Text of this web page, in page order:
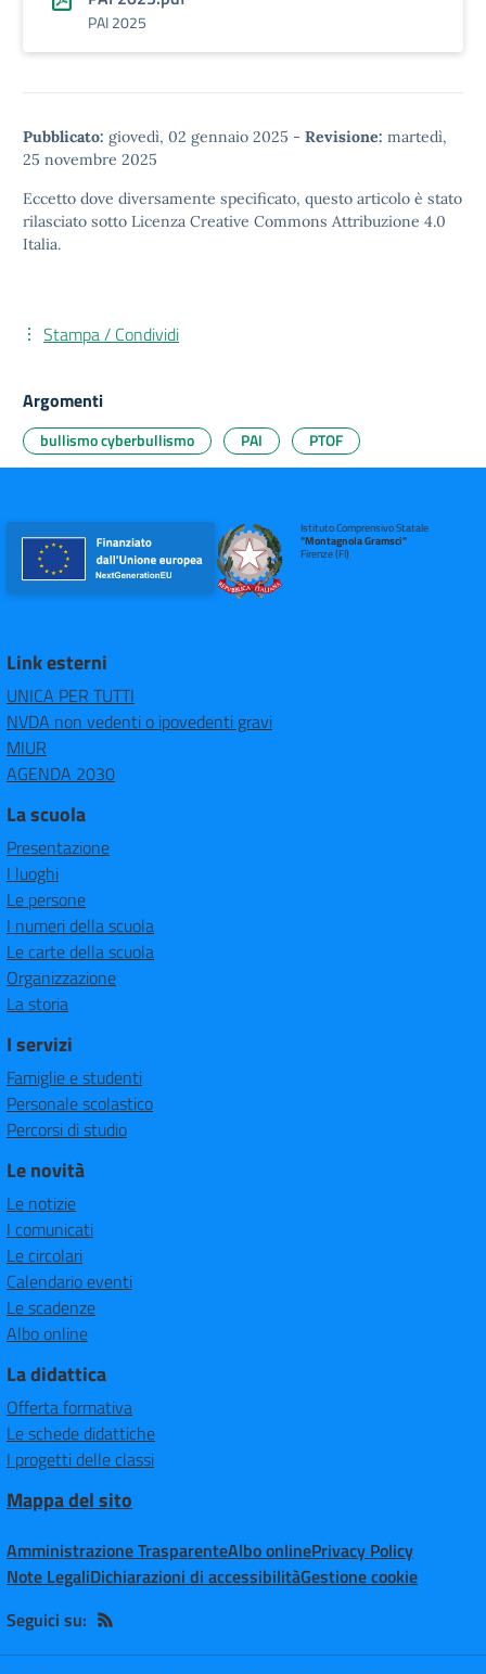
PAI 2025
Pubblicato: giovedì, 02 gennaio 2025 - Revisione: martedì,
25 novembre 2025
Eccetto dove diversamente specificato, questo articolo è stato
rilasciato sotto Licenza Creative Commons Attribuzione 4.0
Italia.
Stampa / Condividi
Argomenti
bullismo cyberbullismo PAI PTOF
Istituto Comprensivo Statale
"Montagnola Gramsci"
Firenze (FI)
Link esterni
UNICA PER TUTTI
NVDA non vedenti o ipovedenti gravi
MIUR
AGENDA 2030
La scuola
Presentazione
I luoghi
Le persone
I numeri della scuola
Le carte della scuola
Organizzazione
La storia
I servizi
Famiglie e studenti
Personale scolastico
Percorsi di studio
Le novità
Le notizie
I comunicati
Le circolari
Calendario eventi
Le scadenze
Albo online
La didattica
Offerta formativa
Le schede didattiche
I progetti delle classi
Mappa del sito
Amministrazione TrasparenteAlbo onlinePrivacy Policy
Note LegaliDichiarazioni di accessibilitàGestione cookie
Seguici su: